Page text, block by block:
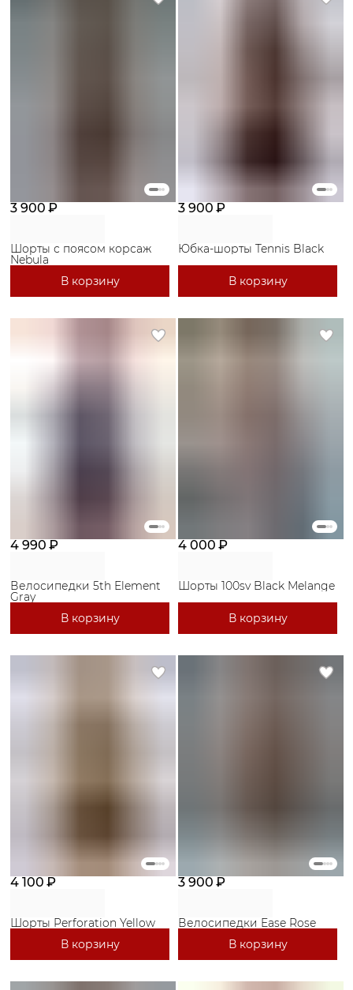
3 900 ₽
Шорты с поясом корсаж
Nebula
В корзину
3 900 ₽
Юбка-шорты Tennis Black
В корзину
4 990 ₽
Велосипедки 5th Element
Gray
В корзину
4 000 ₽
Шорты 100sv Black Melange
В корзину
4 100 ₽
Шорты Perforation Yellow
В корзину
3 900 ₽
Велосипедки Ease Rose
В корзину